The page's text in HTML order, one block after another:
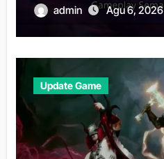
admin Agu 6, 2026
Update Game